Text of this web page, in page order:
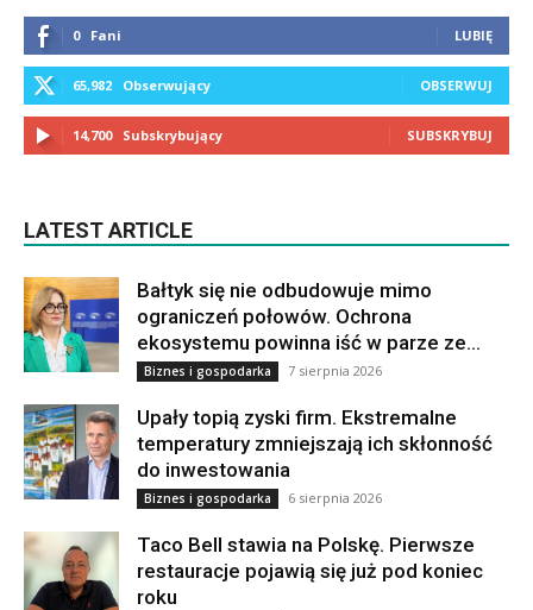
0 Fani LUBIĘ
65,982 Obserwujący OBSERWUJ
14,700 Subskrybujący SUBSKRYBUJ
LATEST ARTICLE
Bałtyk się nie odbudowuje mimo
ograniczeń połowów. Ochrona
ekosystemu powinna iść w parze ze...
Biznes i gospodarka 7 sierpnia 2026
Upały topią zyski firm. Ekstremalne
temperatury zmniejszają ich skłonność
do inwestowania
Biznes i gospodarka 6 sierpnia 2026
Taco Bell stawia na Polskę. Pierwsze
restauracje pojawią się już pod koniec
roku